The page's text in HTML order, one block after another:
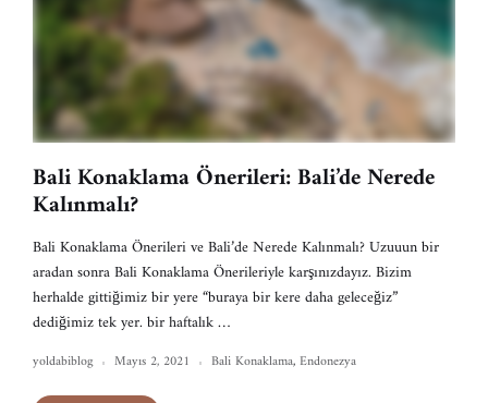
Bali Konaklama Önerileri: Bali’de Nerede
Kalınmalı?
Bali Konaklama Önerileri ve Bali’de Nerede Kalınmalı? Uzuuun bir
aradan sonra Bali Konaklama Önerileriyle karşınızdayız. Bizim
herhalde gittiğimiz bir yere “buraya bir kere daha geleceğiz”
dediğimiz tek yer. bir haftalık …
yoldabiblog Mayıs 2, 2021 Bali Konaklama,Endonezya